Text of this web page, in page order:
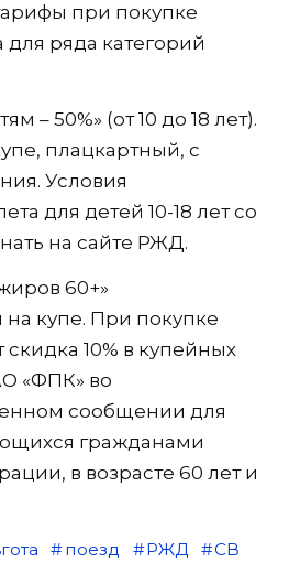
при покупке
для ряда категорий
– 50%» (от 10 до 18 лет).
плацкартный, с
Условия
для детей 10-18 лет со
на сайте РЖД.
60+»
на купе. При покупке
скидка 10% в купейных
«ФПК» во
сообщении для
гражданами
в возрасте 60 лет и
поезд РЖД
СВ